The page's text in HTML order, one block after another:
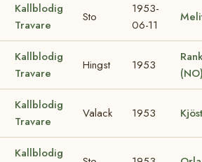
Kallblodig
Travare
Sto
1953-
06-11
Kallblodig
Travare
Hingst 1953
Kallblodig
Travare
Valack 1953
Kallblodig